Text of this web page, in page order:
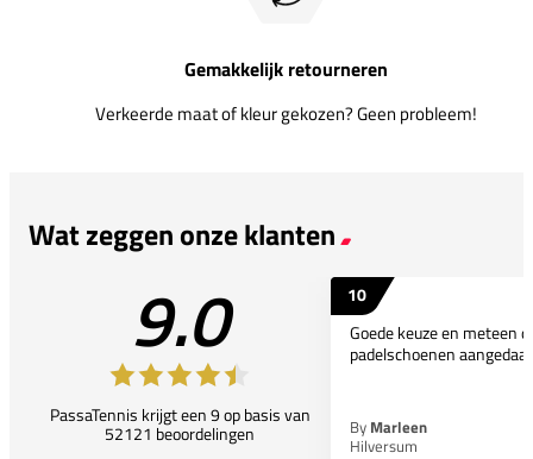
Gemakkelijk retourneren
Verkeerde maat of kleur gekozen? Geen probleem!
Wat zeggen onze klanten
9.0
PassaTennis krijgt een 9 op basis van
52121 beoordelingen
10
Goede keuze en meteen
padelschoenen
By Marleen
Hilversum